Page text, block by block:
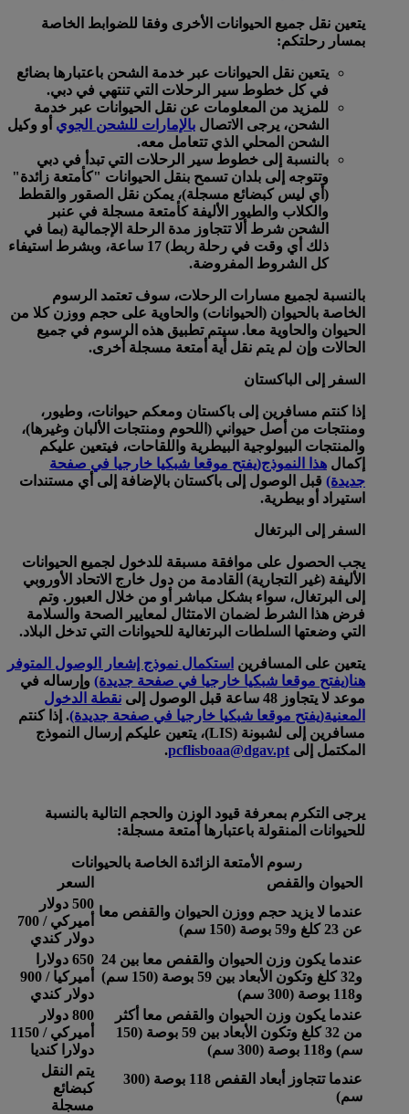
يتعين نقل جميع الحيوانات الأخرى وفقا للضوابط الخاصة
بمسار رحلتكم:
يتعين نقل الحيوانات عبر خدمة الشحن باعتبارها بضائع
في كل خطوط سير الرحلات التي تنتهي في دبي.
للمزيد من المعلومات عن نقل الحيوانات عبر خدمة
الشحن، يرجى الاتصال بالإمارات للشحن الجوي أو وكيل
الشحن المحلي الذي تتعامل معه.
بالنسبة إلى خطوط سير الرحلات التي تبدأ في دبي
وتتوجه إلى بلدان تسمح بنقل الحيوانات "كأمتعة زائدة"
(أي ليس كبضائع مسجلة)، يمكن نقل الصقور والقطط
والكلاب والطيور الأليفة كأمتعة مسجلة في عنبر
الشحن شرط ألا تتجاوز مدة الرحلة الإجمالية (بما في
ذلك أي وقت في رحلة ربط) 17 ساعة، وبشرط استيفاء
كل الشروط المفروضة.
بالنسبة لجميع مسارات الرحلات، سوف تعتمد الرسوم
الخاصة بالحيوان (الحيوانات) والحاوية على حجم ووزن كلا من
الحيوان والحاوية معا. سيتم تطبيق هذه الرسوم في جميع
الحالات وإن لم يتم نقل أية أمتعة مسجلة أخرى.
السفر إلى الباكستان
إذا كنتم مسافرين إلى باكستان ومعكم حيوانات، وطيور،
ومنتجات من أصل حيواني (اللحوم ومنتجات الألبان وغيرها)،
والمنتجات البيولوجية البيطرية واللقاحات، فيتعين عليكم
إكمال هذا النموذج(يفتح موقعا شبكيا خارجيا في صفحة
جديدة) قبل الوصول إلى باكستان بالإضافة إلى أي مستندات
استيراد أو بيطرية.
السفر إلى البرتغال
يجب الحصول على موافقة مسبقة للدخول لجميع الحيوانات
الأليفة (غير التجارية) القادمة من دول خارج الاتحاد الأوروبي
إلى البرتغال، سواء بشكل مباشر أو من خلال العبور. وتم
فرض هذا الشرط لضمان الامتثال لمعايير الصحة والسلامة
التي وضعتها السلطات البرتغالية للحيوانات التي تدخل البلاد.
يتعين على المسافرين استكمال نموذج إشعار الوصول المتوفر
هنا(يفتح موقعا شبكيا خارجيا في صفحة جديدة) وإرساله في
موعد لا يتجاوز 48 ساعة قبل الوصول إلى
نقطة الدخول
المعنية(يفتح موقعا شبكيا خارجيا في صفحة جديدة). إذا كنتم
مسافرين إلى لشبونة (LIS)، يتعين عليكم إرسال النموذج
المكتمل إلى pcflisboaa@dgav.pt
.
يرجى التكرم بمعرفة قيود الوزن والحجم التالية بالنسبة
للحيوانات المنقولة باعتبارها أمتعة مسجلة:
رسوم الأمتعة الزائدة الخاصة بالحيوانات
الحيوان والقفص
السعر
عندما لا يزيد حجم ووزن الحيوان والقفص معا
عن 23 كلغ و59 بوصة (150 سم)
500 دولار
أميركي / 700
دولار كندي
عندما يكون وزن الحيوان والقفص معا بين 24
و32 كلغ وتكون الأبعاد بين 59 بوصة (150 سم)
و118 بوصة (300 سم)
650 دولارا
أميركيا / 900
دولار كندي
عندما يكون وزن الحيوان والقفص معا أكثر
من 32 كلغ وتكون الأبعاد بين 59 بوصة (150
سم) و118 بوصة (300 سم)
800 دولار
أميركي / 1150
دولارا كنديا
عندما تتجاوز أبعاد القفص 118 بوصة (300
سم)
يتم النقل
كبضائع
مسجلة